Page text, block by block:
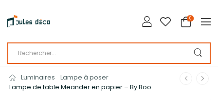
0
Luminaires
Lampe à poser
Lampe de table Meander en papier – By Boo